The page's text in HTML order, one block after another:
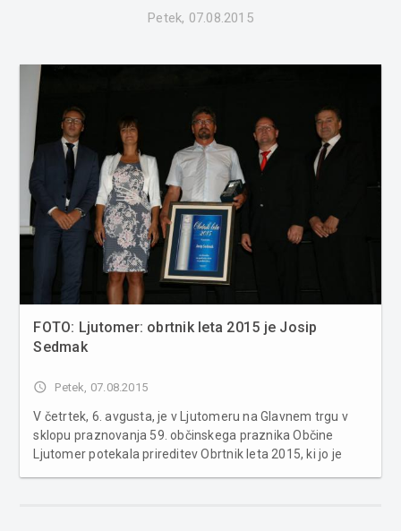
Petek, 07.08.2015
FOTO: Ljutomer: obrtnik leta 2015 je Josip
Sedmak
access_time Petek, 07.08.2015
V četrtek, 6. avgusta, je v Ljutomeru na Glavnem trgu v
sklopu praznovanja 59. občinskega praznika Občine
Ljutomer potekala prireditev Obrtnik leta 2015, ki jo je